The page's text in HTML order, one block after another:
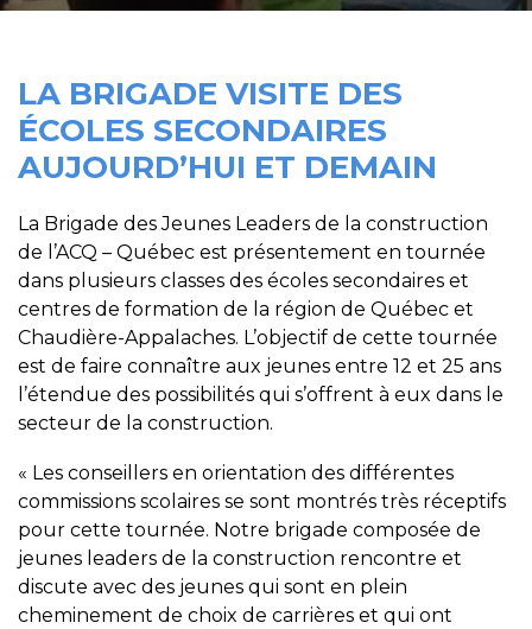
LA BRIGADE VISITE DES
ÉCOLES SECONDAIRES
AUJOURD’HUI ET DEMAIN
La Brigade des Jeunes Leaders de la construction
de l’ACQ – Québec est présentement en tournée
dans plusieurs classes des écoles secondaires et
centres de formation de la région de Québec et
Chaudière-Appalaches. L’objectif de cette tournée
est de faire connaître aux jeunes entre 12 et 25 ans
l’étendue des possibilités qui s’offrent à eux dans le
secteur de la construction.
« Les conseillers en orientation des différentes
commissions scolaires se sont montrés très réceptifs
pour cette tournée. Notre brigade composée de
jeunes leaders de la construction rencontre et
discute avec des jeunes qui sont en plein
cheminement de choix de carrières et qui ont